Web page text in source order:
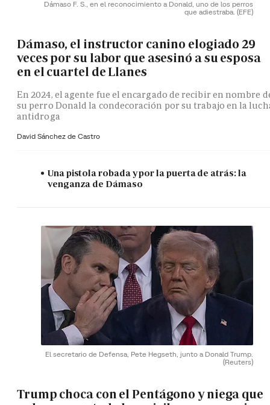
Dámaso F. S., en el reconocimiento a Donald, uno de los perros
que adiestraba. (EFE)
Dámaso, el instructor canino elogiado 29
veces por su labor que asesinó a su esposa
en el cuartel de Llanes
En 2024, el agente fue el encargado de recibir en nombre
su perro Donald la condecoración por su trabajo en la
antidroga
David Sánchez de Castro
Una pistola robada y por la puerta de atrás: la
venganza de Dámaso
El secretario de Defensa, Pete Hegseth, junto a Donald Trump.
(Reuters)
Trump choca con el Pentágono y niega que